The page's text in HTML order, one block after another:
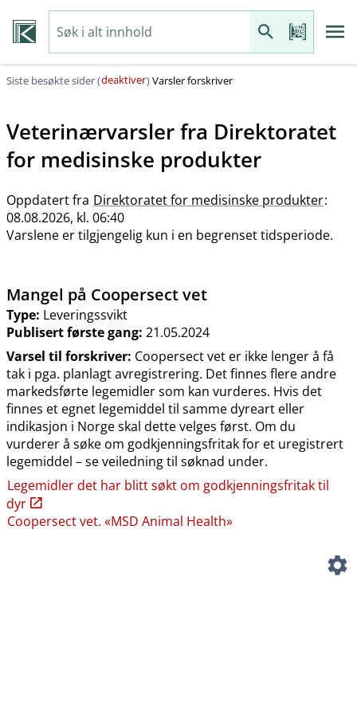
Siste besøkte sider (deaktiver)Varsler forskriver
Veterinærvarsler fra Direktoratet
for medisinske produkter
Oppdatert fra Direktoratet for medisinske produkter:
08.08.2026, kl. 06:40
Varslene er tilgjengelig kun i en begrenset tidsperiode.
Mangel på Coopersect vet
Type: Leveringssvikt
Publisert første gang: 21.05.2024
Varsel til forskriver: Coopersect vet er ikke lenger å få
tak i pga. planlagt avregistrering. Det finnes flere andre
markedsførte legemidler som kan vurderes. Hvis det
finnes et egnet legemiddel til samme dyreart eller
indikasjon i Norge skal dette velges først. Om du
vurderer å søke om godkjenningsfritak for et uregistrert
legemiddel – se veiledning til søknad under.
Legemidler det har blitt søkt om godkjenningsfritak til
dyr
Coopersect vet. «MSD Animal Health»